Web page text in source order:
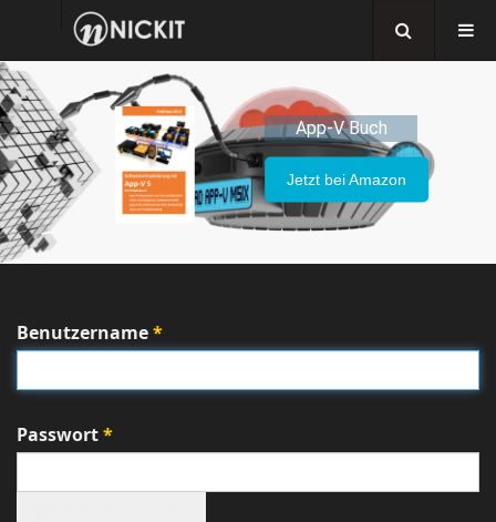
App-V Buch
Jetzt bei Amazon
Benutzername*
Passwort*